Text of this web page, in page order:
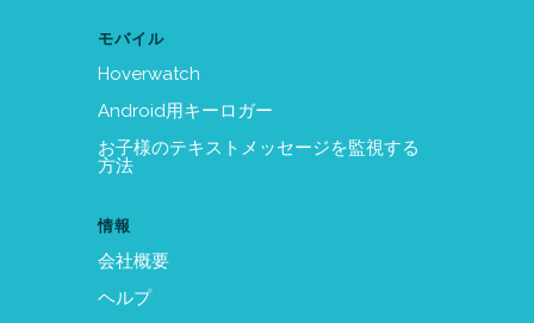
モバイル
Hoverwatch
Android用キーロガー
お子様のテキストメッセージを監視する
方法
情報
会社概要
ヘルプ